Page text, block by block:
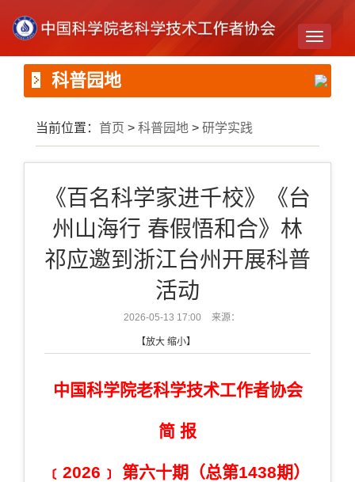
Toggle
科普园地
当前位置： 首页 > 科普园地 > 研学实践
《百名科学家进千校》《台
州山海行 春假悟和合》林
祁应邀到浙江台州开展科普
活动
2026-05-13 17:00 来源：
【放大 缩小】
中国科学院老科学技术工作者协会
简 报
﹝2026﹞ 第六十期（总第1438期）